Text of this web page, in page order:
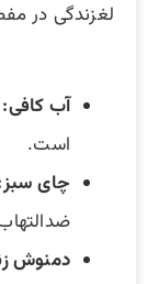
لغزندگی در
آب کافی:
است.
چای
دمنوش